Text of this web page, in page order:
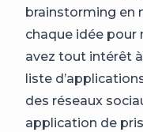
brainstorming en
chaque idée pour
avez tout intérêt
liste
des réseaux
application de